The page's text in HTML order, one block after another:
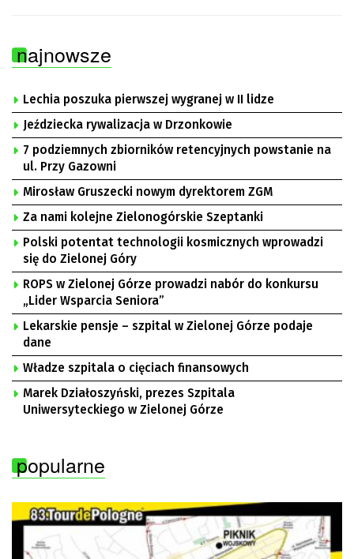
najnowsze
Lechia poszuka pierwszej wygranej w II lidze
Jeździecka rywalizacja w Drzonkowie
7 podziemnych zbiorników retencyjnych powstanie na
ul. Przy Gazowni
Mirosław Gruszecki nowym dyrektorem ZGM
Za nami kolejne Zielonogórskie Szeptanki
Polski potentat technologii kosmicznych wprowadzi
się do Zielonej Góry
ROPS w Zielonej Górze prowadzi nabór do konkursu
„Lider Wsparcia Seniora”
Lekarskie pensje – szpital w Zielonej Górze podaje
dane
Władze szpitala o cięciach finansowych
Marek Działoszyński, prezes Szpitala
Uniwersyteckiego w Zielonej Górze
popularne